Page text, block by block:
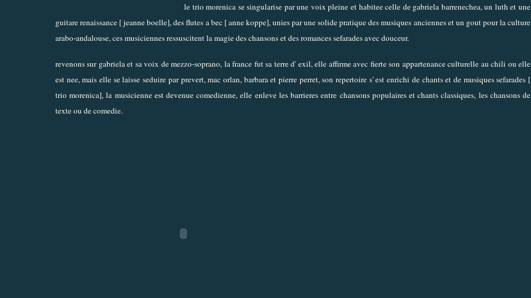
le trio morenica se singularise par une voix pleine et habitee celle de gabriela barrenechea, un luth et une
guitare renaissance [ jeanne boelle], des flutes a bec [ anne koppe], unies par une solide pratique des musiques anciennes et un gout pour la culture
arabo-andalouse, ces musiciennes ressuscitent la magie des chansons et des romances sefarades avec douceur.
revenons sur gabriela et sa voix de mezzo-soprano, la france fut sa terre d' exil, elle affirme avec fierte son appartenance culturelle au chili ou elle
est nee, mais elle se laisse seduire par prevert, mac orlan, barbara et pierre perret, son repertoire s' est enrichi de chants et de musiques sefarades [
trio morenica], la musicienne est devenue comedienne, elle enleve les barrieres entre chansons populaires et chants classiques, les chansons de
texte ou de comedie.